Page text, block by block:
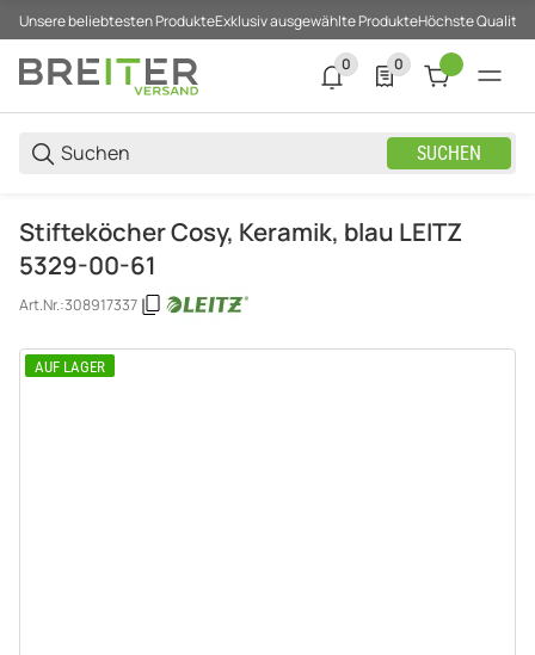
Unsere beliebtesten ProdukteExklusiv ausgewählte ProdukteHöchste Qualität
SUCHEN
0
0 neue Notifizierungen
0
0 Produkte in der
Stifteköcher Cosy, Keramik, blau LEITZ
5329-00-61
Art.Nr.:308917337
AUF LAGER